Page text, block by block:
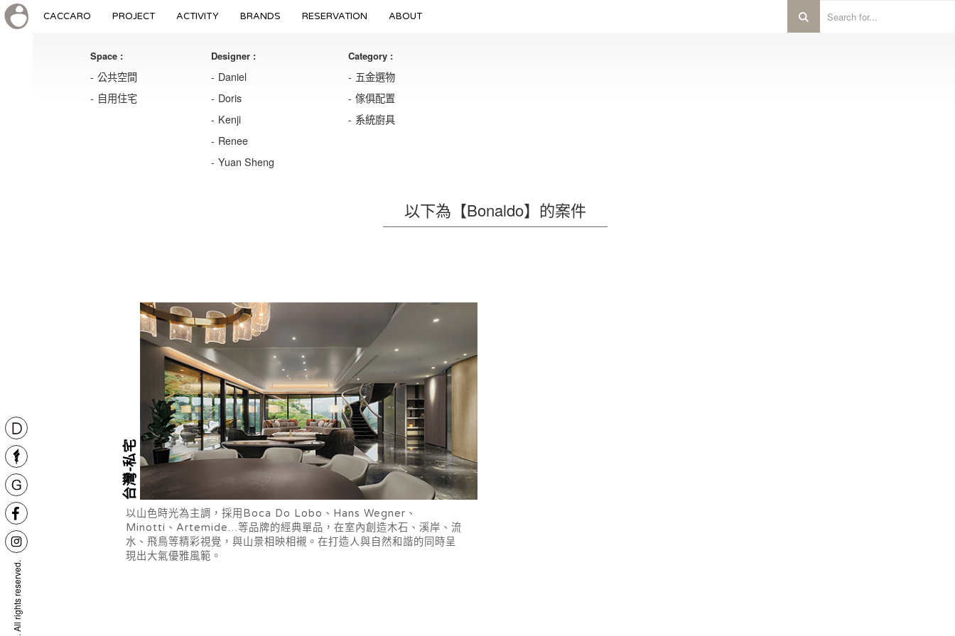
CACCARO PROJECT ACTIVITY BRANDS RESERVATION ABOUT
Space :
公共空間
自用住宅
Designer :
Daniel
Doris
Kenji
Renee
Yuan Sheng
Category :
五金選物
傢俱配置
系統廚具
以下為【Bonaldo】的案件
台灣-私宅
以山色時光為主調，採用Boca Do Lobo、Hans Wegner、
Minotti、Artemide…等品牌的經典單品，在室內創造木石、溪岸、流
水、飛鳥等精彩視覺，與山景相映相襯。在打造人與自然和諧的同時呈
現出大氣優雅風範。